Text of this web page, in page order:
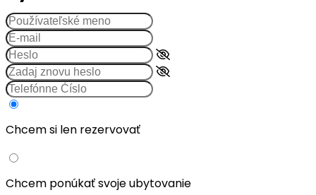
Chcem si len rezervovať
Chcem ponúkať svoje ubytovanie